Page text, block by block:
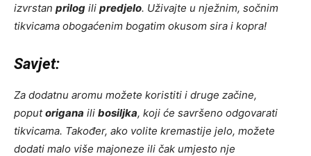
izvrstan prilog ili predjelo. Uživajte u nježnim, sočnim
tikvicama obogaćenim bogatim okusom sira i kopra!
Savjet:
Za dodatnu aromu možete koristiti i druge začine,
poputorigana ili bosiljka, koji će savršeno odgovarati
tikvicama. Također, ako volite kremastije jelo, možete
dodati malo više majoneze ili čak umjesto nje